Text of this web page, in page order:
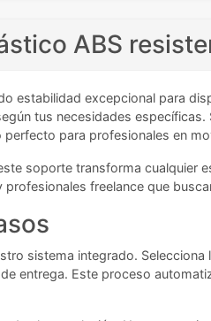
ABS
estabilidad excepcional para
tus necesidades
para profesionales en
soporte transforma cualquier
freelance que
sistema integrado.
entrega. Este proceso